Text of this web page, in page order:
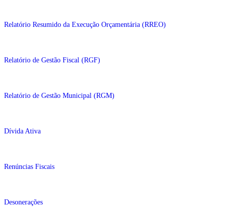
Relatório Resumido da Execução Orçamentária (RREO)
Relatório de Gestão Fiscal (RGF)
Relatório de Gestão Municipal (RGM)
Dívida Ativa
Renúncias Fiscais
Desonerações